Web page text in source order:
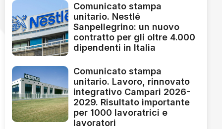
Comunicato stampa
unitario. Nestlé
Sanpellegrino: un nuovo
contratto per gli oltre 4.000
dipendenti in Italia
Comunicato stampa
unitario. Lavoro, rinnovato
integrativo Campari 2026-
2029. Risultato importante
per 1000 lavoratrici e
lavoratori